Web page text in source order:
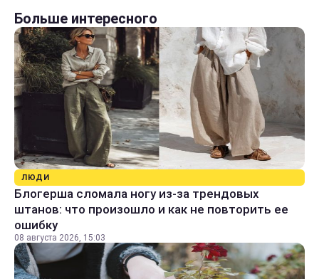
Больше интересного
ЛЮДИ
Блогерша сломала ногу из-за трендовых
штанов: что произошло и как не повторить ее
ошибку
08 августа 2026, 15:03